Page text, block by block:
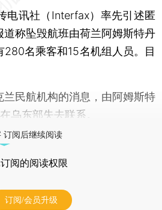
讯社（Interfax）率先引述匿
称坠毁航班由荷兰阿姆斯特丹
名乘客和15名机组人员。目
民航机构的消息，由阿姆斯特
乌东部失去联系。
订阅后继续阅读
阅的阅读权限
订阅/会员升级